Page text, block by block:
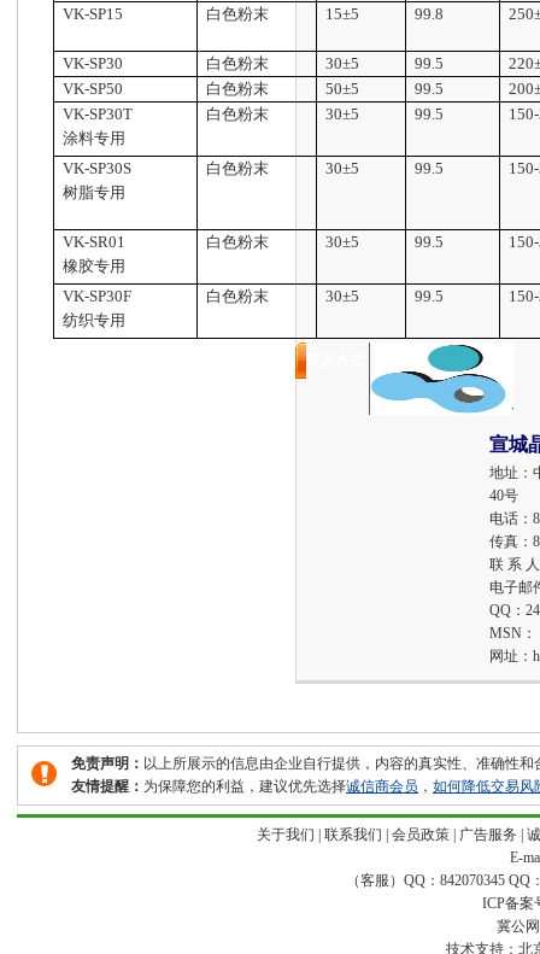
VK-SP15
白色粉末 15±5 99.8 250
VK-SP30 白色粉末 30±5 99.5 220
VK-SP50
白色粉末 50±5 99.5 200
VK-SP30T
涂料专用
白色粉末 30±5 99.5
VK-SP30S
树脂专用
白色粉末 30±5 99.5
VK-SR01
橡胶专用
白色粉末 30±5 99.5
VK-SP30F
纺织专用
白色粉末 30±5 99.5
宣城
地址：
40号
电话：
传真：
联 系
电子邮
QQ：
MSN：
网址：
免责声明： 以上所展示的信息由企业自行提供，内容的真实性、准确性
友情提醒： 为保障您的利益，建议优先选择诚信商会员 ， 如何降低交易风
关于我们 联系我们 会员政策| 广告服务
E-
（客服）QQ：842070345 QQ
ICP备案
冀公
技术支持： 北